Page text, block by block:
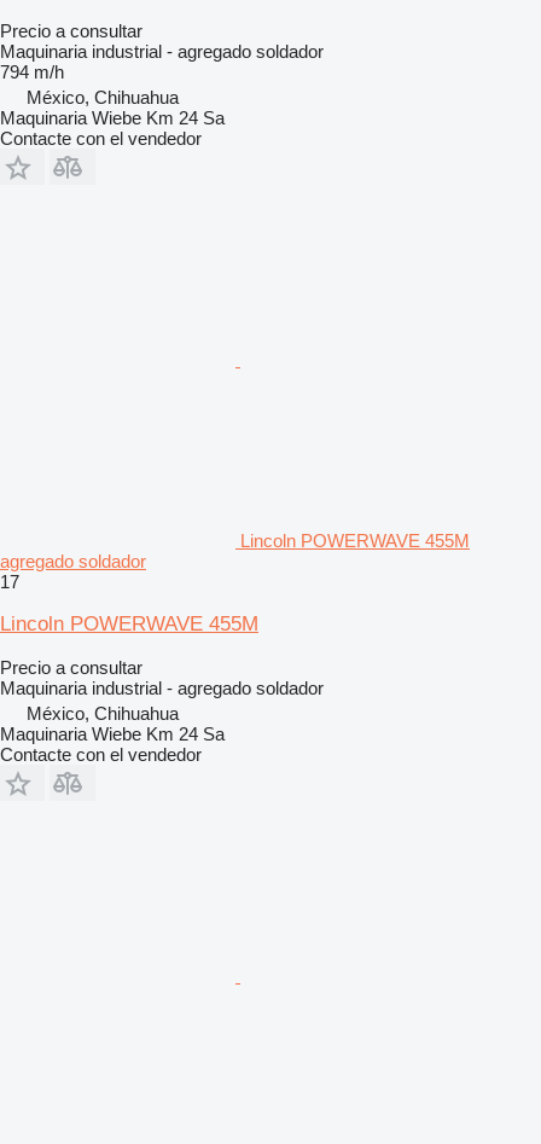
Precio a consultar
Maquinaria industrial - agregado soldador
794 m/h
México, Chihuahua
Maquinaria Wiebe Km 24 Sa
Contacte con el vendedor
Lincoln POWERWAVE 455M
agregado soldador
17
Lincoln POWERWAVE 455M
Precio a consultar
Maquinaria industrial - agregado soldador
México, Chihuahua
Maquinaria Wiebe Km 24 Sa
Contacte con el vendedor